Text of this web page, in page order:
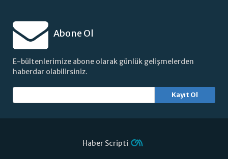
Abone Ol
E-bültenlerimize abone olarak günlük gelişmelerden
haberdar olabilirsiniz.
Kayıt Ol
Haber Scripti